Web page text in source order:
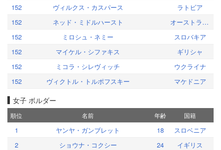
152
ヴィルクス・カスパース
ラトビア
152
ネッド・ミドルハースト
オーストラリア
152
ミロシュ・ネミー
スロバキア
152
マイケル・シファキス
ギリシャ
152
ミコラ・シレヴィッチ
ウクライナ
152
ヴィクトル・トルポフスキー マケドニア
女子 ボルダー
順位 名前 年齢 国籍
1 ヤンヤ・ガンブレット 18
スロベニア
2
ショウナ・コクシー 24
イギリス